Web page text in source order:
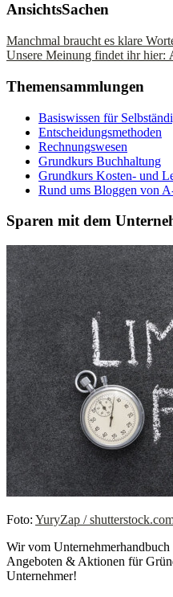
AnsichtsSachen
Manchmal braucht es klare
Unsere Meinung findet ihr hier:
Themensammlungen
Basiswissen für
Entscheidungsmethoden
Rechnungswesen
Grundkurs Buchhaltung
Grundkurs Kosten- und
Rund ums Bloggen von
Sparen mit dem
Foto: YuryZap /
Wir vom
Angeboten & Aktionen für
Unternehmer!